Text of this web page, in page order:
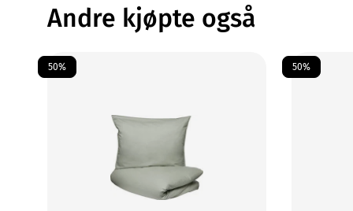
Andre kjøpte også
50% 50%